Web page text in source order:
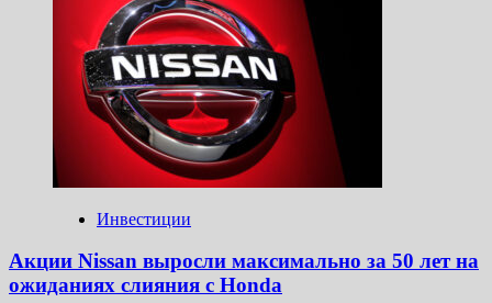
За
чем
следить
инвестору
18
декабря
2024
года:
индекс
Мосбиржи,
акции
«Газпрома»
Совкомбанка,
ставка
Инвестиции
Акции Nissan выросли максимально за 50 лет на
ожиданиях слияния с Honda